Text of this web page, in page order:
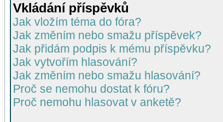
Vkládání příspěvků
Jak vložím téma do fóra?
Jak změním nebo smažu příspěvek?
Jak přidám podpis k mému příspěvku?
Jak vytvořím hlasování?
Jak změním nebo smažu hlasování?
Proč se nemohu dostat k fóru?
Proč nemohu hlasovat v anketě?